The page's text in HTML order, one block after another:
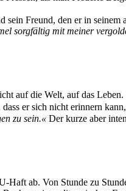
Freund, den er in seinem
sorgfältig mit meiner
auf die Welt, auf das
dass er sich nicht erinnern
zu sein.« Der kurze aber
ab. Von Stunde zu